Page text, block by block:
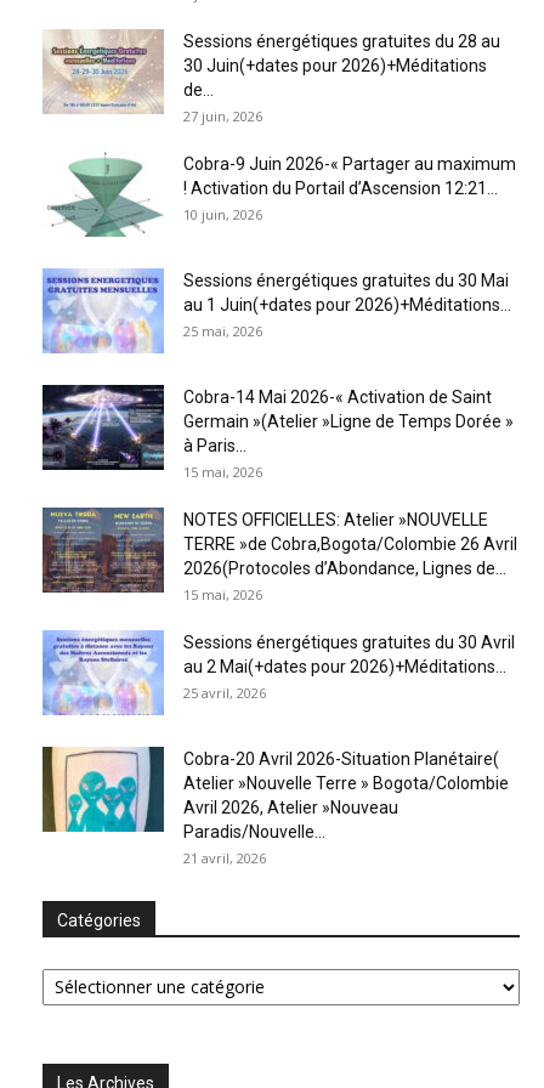
Sessions énergétiques gratuites du 28 au
30 Juin(+dates pour 2026)+Méditations
de...
27 juin, 2026
Cobra-9 Juin 2026-« Partager au maximum
! Activation du Portail d’Ascension 12:21...
10 juin, 2026
Sessions énergétiques gratuites du 30 Mai
au 1 Juin(+dates pour 2026)+Méditations...
25 mai, 2026
Cobra-14 Mai 2026-« Activation de Saint
Germain »(Atelier »Ligne de Temps Dorée »
à Paris...
15 mai, 2026
NOTES OFFICIELLES: Atelier »NOUVELLE
TERRE »de Cobra,Bogota/Colombie 26 Avril
2026(Protocoles d’Abondance, Lignes de...
15 mai, 2026
Sessions énergétiques gratuites du 30 Avril
au 2 Mai(+dates pour 2026)+Méditations...
25 avril, 2026
Cobra-20 Avril 2026-Situation Planétaire(
Atelier »Nouvelle Terre » Bogota/Colombie
Avril 2026, Atelier »Nouveau
Paradis/Nouvelle...
21 avril, 2026
Catégories
Catégories
Les Archives